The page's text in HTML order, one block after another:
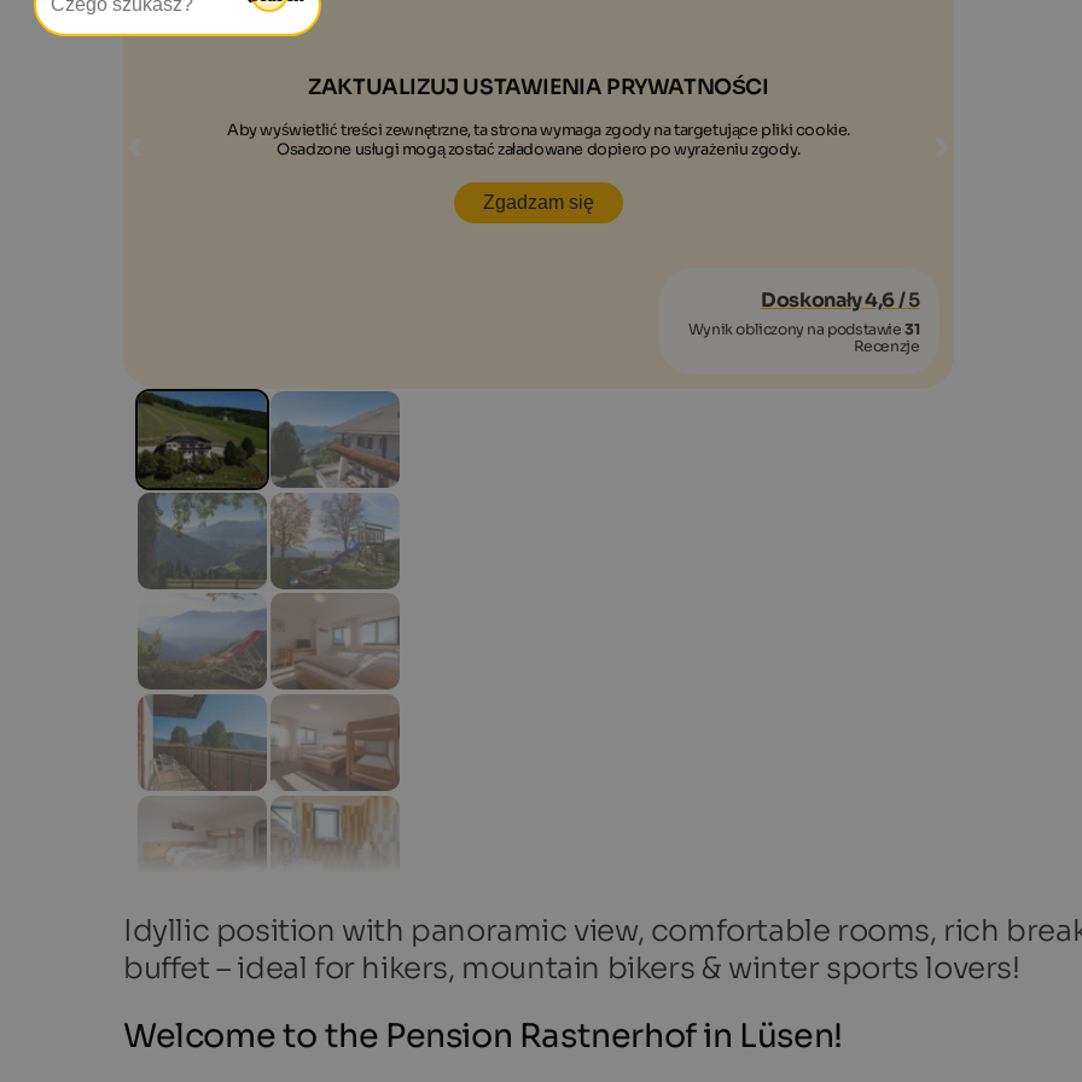
ZAKTUALIZUJ USTAWIENIA PRYWATNOŚCI
Aby wyświetlić treści zewnętrzne, ta strona wymaga zgody na targetujące pliki cookie.
Osadzone usługi mogą zostać załadowane dopiero po wyrażeniu zgody.
Zgadzam się
Doskonały 4,6/ 5
Wynik obliczony na podstawie31
Recenzje
Idyllic position with panoramic view, comfortable rooms, rich
buffet – ideal for hikers, mountain bikers & winter sports lovers!
Welcome to the Pension Rastnerhof in Lüsen!